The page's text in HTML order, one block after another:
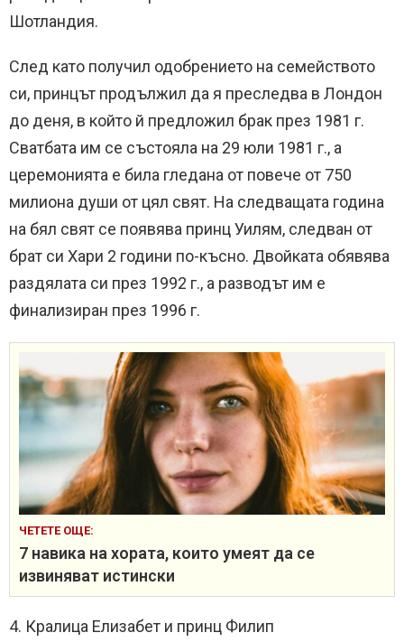
Шотландия.
След като получил одобрението на семейството
си, принцът продължил да я преследва в Лондон
до деня, в който й предложил брак през 1981 г.
Сватбата им се състояла на 29 юли 1981 г., а
церемонията е била гледана от повече от 750
милиона души от цял ​​свят. На следващата година
на бял свят се появява принц Уилям, следван от
брат си Хари 2 години по-късно. Двойката обявява
раздялата си през 1992 г., а разводът им е
финализиран през 1996 г.
ЧЕТЕТЕ ОЩЕ:
7 навика на хората, които умеят да се
извиняват истински
4. Кралица Елизабет и принц Филип